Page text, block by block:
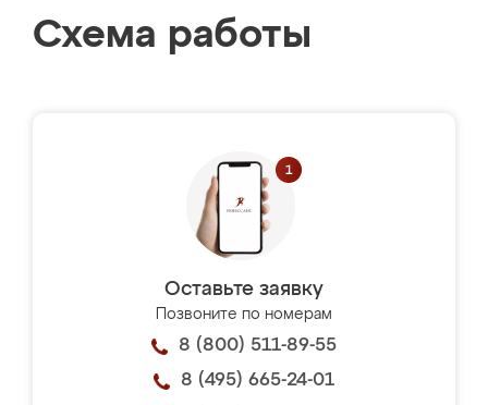
Схема работы
Оставьте заявку
Позвоните по номерам
8 (800) 511-89-55
8 (495) 665-24-01